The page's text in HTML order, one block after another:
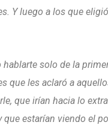
Y luego a los que
hablarte solo de la
que les aclaró a
que irían hacia lo
que estarían viendo el